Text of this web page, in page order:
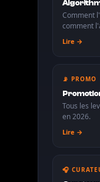
Comment
comment
Lire →
📡 PROMO
Tous les
en 2026.
Lire →
🎧